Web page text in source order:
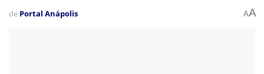
de Portal Anápolis AA